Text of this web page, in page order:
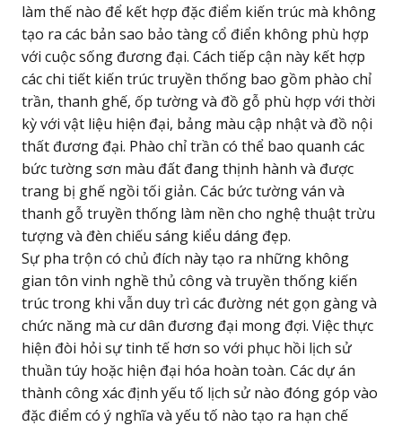
làm thế nào để kết hợp đặc điểm kiến trúc mà không
tạo ra các bản sao bảo tàng cổ điển không phù hợp
với cuộc sống đương đại. Cách tiếp cận này kết hợp
các chi tiết kiến trúc truyền thống bao gồm phào chỉ
trần, thanh ghế, ốp tường và đồ gỗ phù hợp với thời
kỳ với vật liệu hiện đại, bảng màu cập nhật và đồ nội
thất đương đại. Phào chỉ trần có thể bao quanh các
bức tường sơn màu đất đang thịnh hành và được
trang bị ghế ngồi tối giản. Các bức tường ván và
thanh gỗ truyền thống làm nền cho nghệ thuật trừu
tượng và đèn chiếu sáng kiểu dáng đẹp.
Sự pha trộn có chủ đích này tạo ra những không
gian tôn vinh nghề thủ công và truyền thống kiến
trúc trong khi vẫn duy trì các đường nét gọn gàng và
chức năng mà cư dân đương đại mong đợi. Việc thực
hiện đòi hỏi sự tinh tế hơn so với phục hồi lịch sử
thuần túy hoặc hiện đại hóa hoàn toàn. Các dự án
thành công xác định yếu tố lịch sử nào đóng góp vào
đặc điểm có ý nghĩa và yếu tố nào tạo ra hạn chế